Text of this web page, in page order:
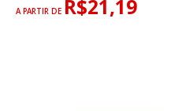
A PARTIR DE R$21,19